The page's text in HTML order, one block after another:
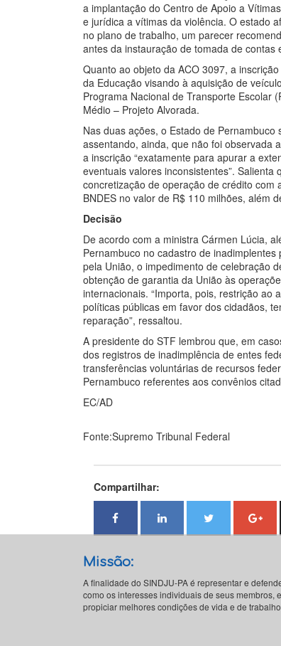
a implantação do Centro de Apoio a
e jurídica a vítimas da violência. O estado
no plano de trabalho, um parecer
antes da instauração de tomada de contas
Quanto ao objeto da ACO 3097, a
da Educação visando à aquisição de
Programa Nacional de Transporte Escolar
Médio – Projeto Alvorada.
Nas duas ações, o Estado de
assentando, ainda, que não foi observada
a inscrição “exatamente para apurar a
eventuais valores inconsistentes”.
concretização de operação de crédito com
BNDES no valor de R$ 110 milhões, além
Decisão
De acordo com a ministra Cármen Lúcia,
Pernambuco no cadastro de
pela União, o impedimento de celebração
obtenção de garantia da União às
internacionais. “Importa, pois, restrição ao
políticas públicas em favor dos cidadãos,
reparação”, ressaltou.
A presidente do STF lembrou que, em
dos registros de inadimplência de entes
transferências voluntárias de recursos
Pernambuco referentes aos convênios
EC/AD
Fonte:Supremo Tribunal Federal
Compartilhar:
Missão:
A finalidade do SINDJU-PA é representar e
como os interesses individuais de seus membros,
propiciar melhores condições de vida e de